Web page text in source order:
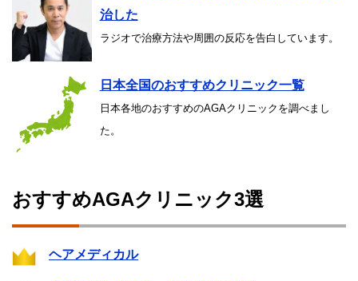
治した
ラジオで治療方法や周囲の反応を告白しています。
日本全国のおすすめクリニック一覧
日本各地のおすすめのAGAクリニックを調べまし
た。
おすすめAGAクリニック3選
ヘアメディカル